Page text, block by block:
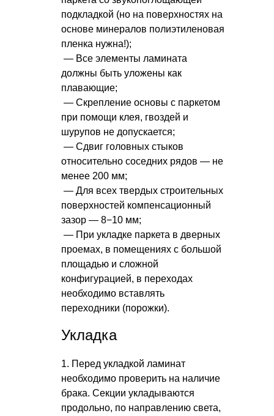
подкладкой (но на поверхностях на
основе минералов полиэтиленовая
пленка нужна!);
— Все элементы ламината
должны быть уложены как
плавающие;
— Скрепление основы с паркетом
при помощи клея, гвоздей и
шурупов не допускается;
— Сдвиг головных стыков
относительно соседних рядов — не
менее 200 мм;
— Для всех твердых строительных
поверхностей компенсационный
зазор — 8−10 мм;
— При укладке паркета в дверных
проемах, в помещениях с большой
площадью и сложной
конфигурацией, в переходах
необходимо вставлять
переходники (порожки).
Укладка
1. Перед укладкой ламинат
необходимо проверить на наличие
брака. Секции укладываются
продольно, по направлению света,